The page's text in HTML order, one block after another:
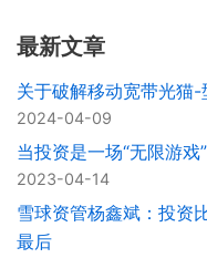
最新文章
关于破解移动宽带光猫
2024-04-09
当投资是一场“无限游
2023-04-14
雪球资管杨鑫斌：投资
最后